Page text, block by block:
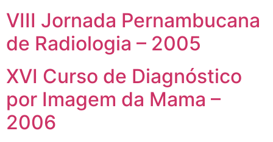
VIII Jornada Pernambucana
de Radiologia – 2005
XVI Curso de Diagnóstico
por Imagem da Mama –
2006